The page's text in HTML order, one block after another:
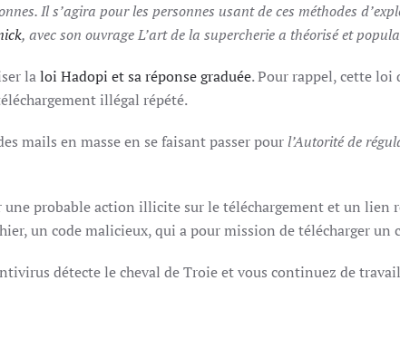
DE
LIMITE
Il s’agira pour les personnes usant de ces méthodes
, avec son ouvrage L’art de la supercherie a théorisé et
laloi Hadopi et sa réponse graduée. Pour rappel, cette loi
illégal répété.
mails en masse en se faisant passer pourl’Autorité de
probable action illicite sur le téléchargement et un lien
un code malicieux, qui a pour mission de télécharger
détecte le cheval de Troie et vous continuez de